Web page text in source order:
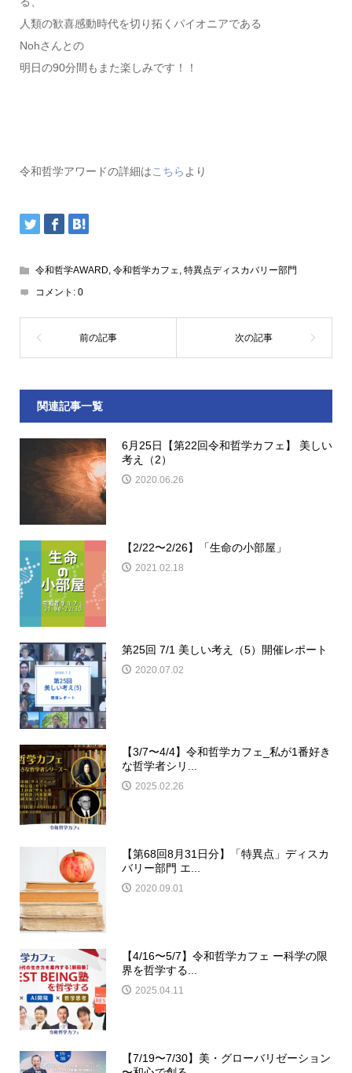
人類の歓喜感動時代を切り拓くパイオニアである
Nohさんとの
明日の90分間もまた楽しみです！！
令和哲学アワードの詳細はこちら より
令和哲学AWARD 令和哲学カフェ 特異点ディスカバリー部門
コメント: 0
関連記事一覧
6月25日【第22回令和哲学カフェ】 美しい
考え（2）
2020.06.26
【2/22〜2/26】「生命の小部屋」
2021.02.18
第25回 7/1 美しい考え（5）開催レポート
2020.07.02
【3/7〜4/4】令和哲学カフェ_私が1番好き
な哲学者シリ...
2025.02.26
【第68回8月31日分】「特異点」ディスカ
バリー部門 エ...
2020.09.01
【4/16〜5/7】令和哲学カフェ ー科学の限
界を哲学する...
2025.04.11
【7/19〜7/30】美・グローバリゼーション